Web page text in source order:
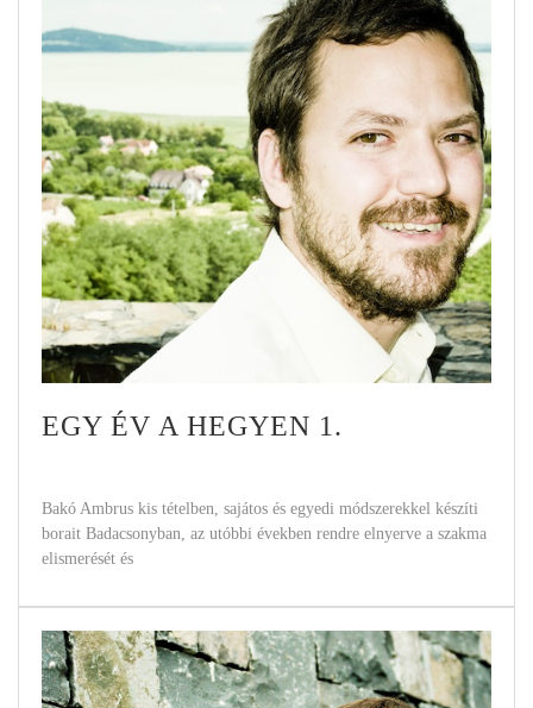
EGY ÉV A HEGYEN 1.
Bakó Ambrus kis tételben, sajátos és egyedi módszerekkel készíti
borait Badacsonyban, az utóbbi években rendre elnyerve a szakma
elismerését és